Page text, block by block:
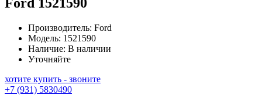
Производитель: Ford
Модель: 1521590
Наличие: В наличии
Уточняйте
хотите купить - звоните
+7 (931) 5830490